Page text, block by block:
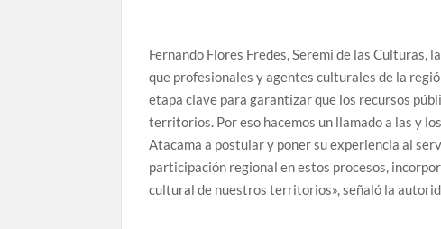
Fernando Flores Fredes, Seremi de las
que profesionales y agentes culturales de la
etapa clave para garantizar que los recursos
territorios. Por eso hacemos un llamado a las y
Atacama a postular y poner su experiencia al
participación regional en estos procesos,
cultural de nuestros territorios», señaló la